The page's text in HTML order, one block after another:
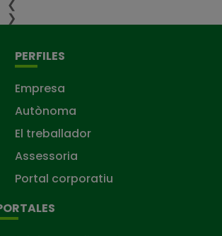
❮
❯
PERFILES
Empresa
Autònoma
El treballador
Assessoria
Portal corporatiu